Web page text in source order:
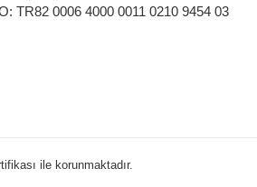
TR82 0006 4000 0011 0210 9454 03
ile korunmaktadır.